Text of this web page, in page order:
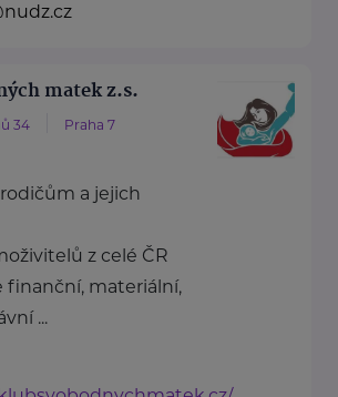
matek z.s.
34 Praha 7
a jejich
z celé ČR
materiální,
...